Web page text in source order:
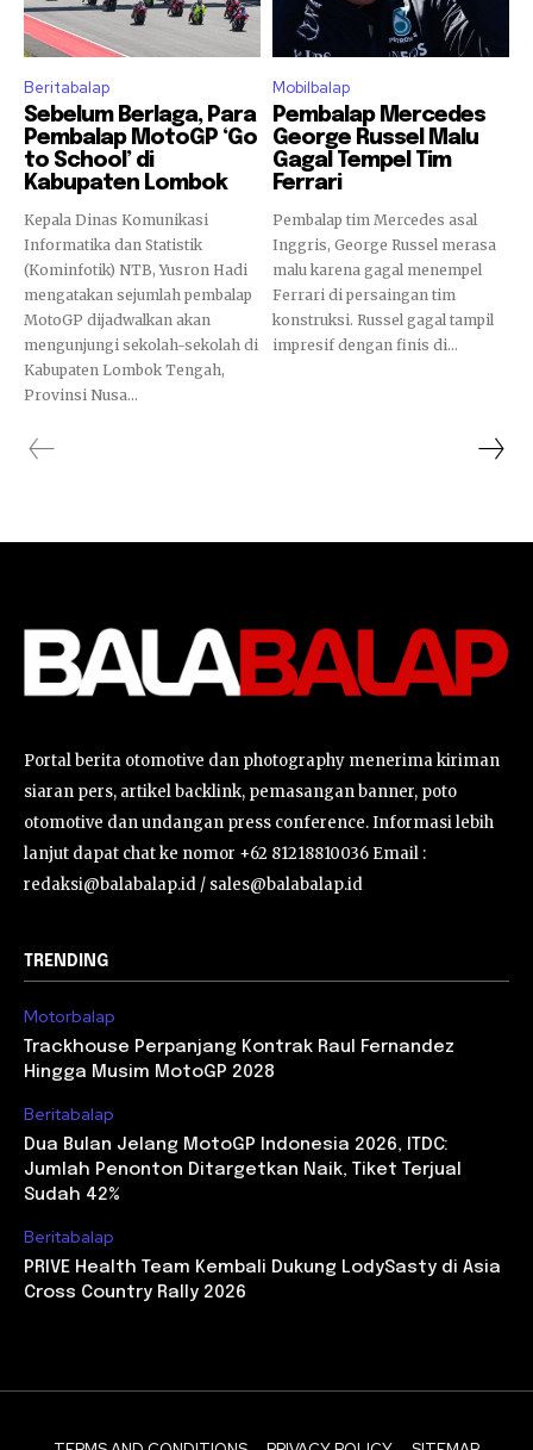
Beritabalap
Sebelum Berlaga, Para
Pembalap MotoGP ‘Go
to School’ di
Kabupaten Lombok
Kepala Dinas Komunikasi
Informatika dan Statistik
(Kominfotik) NTB, Yusron Hadi
mengatakan sejumlah pembalap
MotoGP dijadwalkan akan
mengunjungi sekolah-sekolah di
Kabupaten Lombok Tengah,
Provinsi Nusa...
Mobilbalap
Pembalap Mercedes
George Russel Malu
Gagal Tempel Tim
Ferrari
Pembalap tim Mercedes asal
Inggris, George Russel merasa
malu karena gagal menempel
Ferrari di persaingan tim
konstruksi. Russel gagal tampil
impresif dengan finis di...
Portal berita otomotive dan photography menerima kiriman
siaran pers, artikel backlink, pemasangan banner, poto
otomotive dan undangan press conference. Informasi lebih
lanjut dapat chat ke nomor +62 81218810036 Email :
redaksi@balabalap.id / sales@balabalap.id
TRENDING
Motorbalap
Trackhouse Perpanjang Kontrak Raul Fernandez
Hingga Musim MotoGP 2028
Beritabalap
Dua Bulan Jelang MotoGP Indonesia 2026, ITDC:
Jumlah Penonton Ditargetkan Naik, Tiket Terjual
Sudah 42%
Beritabalap
PRIVE Health Team Kembali Dukung LodySasty di Asia
Cross Country Rally 2026